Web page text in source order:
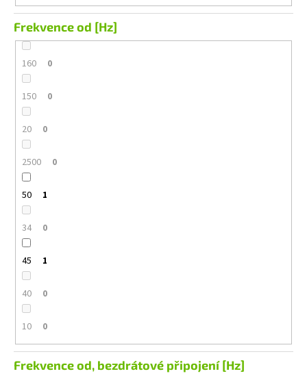
Frekvence od [Hz]
160 0
150 0
20 0
2500 0
50 1
34 0
45 1
40 0
10 0
Frekvence od, bezdrátové připojení [Hz]